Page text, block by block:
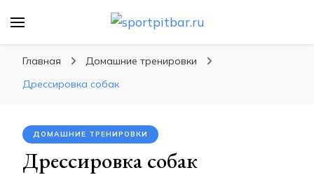
спортивных упражнения, правильные
диеты, программы тренировок
Главная
Домашние тренировки
Дрессировка собак
ДОМАШНИЕ ТРЕНИРОВКИ
Дрессировка собак